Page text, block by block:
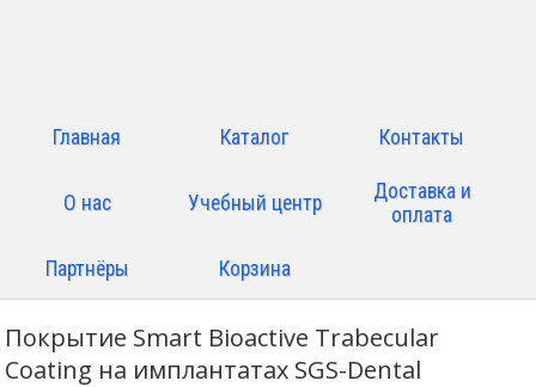
Главная Каталог Контакты
О нас Учебный центр
Доставка и
оплата
Партнёры Корзина
Покрытие Smart Bioactive Trabecular
Coating на имплантатах SGS-Dental